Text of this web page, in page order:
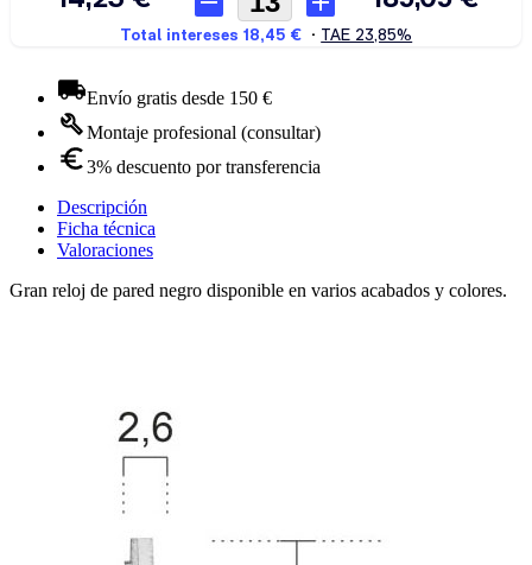
Envío gratis desde 150 €
Montaje profesional (consultar)
3% descuento por transferencia
Descripción
Ficha técnica
Valoraciones
Gran reloj de pared negro disponible en varios acabados y colores.